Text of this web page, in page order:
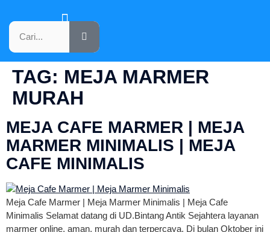
TAG: MEJA MARMER
MURAH
MEJA CAFE MARMER | MEJA
MARMER MINIMALIS | MEJA
CAFE MINIMALIS
Meja Cafe Marmer | Meja Marmer Minimalis | Meja Cafe
Minimalis Selamat datang di UD.Bintang Antik Sejahtera layanan
marmer online, aman, murah dan terpercaya. Di bulan Oktober ini